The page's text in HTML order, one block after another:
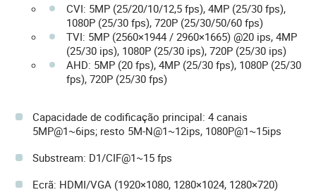
CVI: 5MP (25/20/10/12,5 fps), 4MP (25/30 fps),
1080P (25/30 fps), 720P (25/30/50/60 fps)
TVI: 5MP (2560×1944 / 2960×1665) @20 ips, 4MP
(25/30 ips), 1080P (25/30 ips), 720P (25/30 ips)
AHD: 5MP (20 fps), 4MP (25/30 fps), 1080P (25/30
fps), 720P (25/30 fps)
Capacidade de codificação principal: 4 canais
5MP@1~6ips; resto 5M-N@1~12ips, 1080P@1~15ips
Substream: D1/CIF@1~15 fps
Ecrã: HDMI/VGA (1920×1080, 1280×1024, 1280×720)